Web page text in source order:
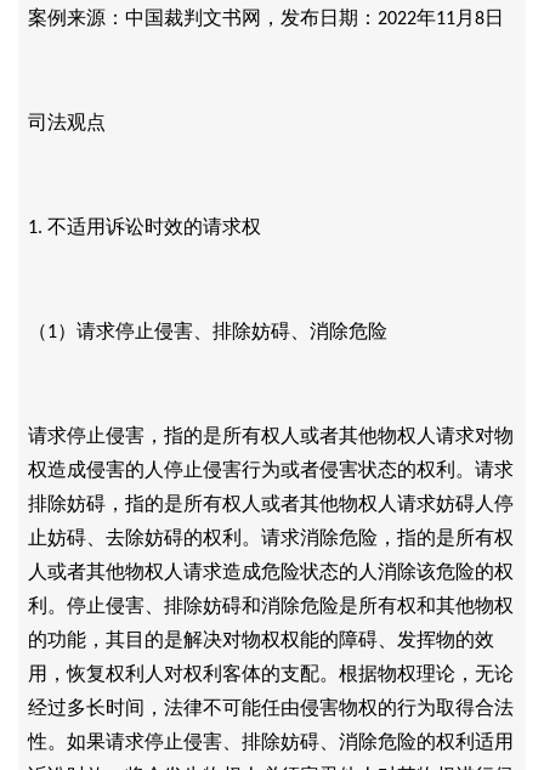
案例来源：中国裁判文书网，发布日期： 2022年11月8日
司法观点
1.不适用诉讼时效的请求权
（1）请求停止侵害、排除妨碍、消除危险
请求停止侵害，指的是所有权人或者其他物权人请求对物
权造成侵害的人停止侵害行为或者侵害状态的权利。请求
排除妨碍，指的是所有权人或者其他物权人请求妨碍人停
止妨碍、去除妨碍的权利。请求消除危险，指的是所有权
人或者其他物权人请求造成危险状态的人消除该危险的权
利。停止侵害、排除妨碍和消除危险是所有权和其他物权
的功能，其目的是解决对物权权能的障碍、发挥物的效
用，恢复权利人对权利客体的支配。根据物权理论，无论
经过多长时间，法律不可能任由侵害物权的行为取得合法
性。如果请求停止侵害、排除妨碍、消除危险的权利适用